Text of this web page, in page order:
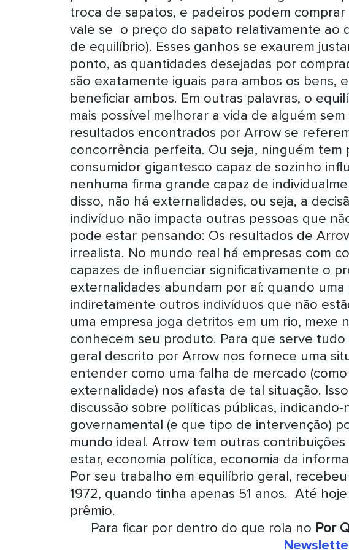
troca de sapatos, e padeiros podem
vale se o preço do sapato relativamente ao
de equilíbrio). Esses ganhos se exaurem
ponto, as quantidades desejadas por
são exatamente iguais para ambos os bens,
beneficiar ambos. Em outras palavras, o
mais possível melhorar a vida de alguém
resultados encontrados por Arrow se
concorrência perfeita. Ou seja, ninguém tem
consumidor gigantesco capaz de sozinho
nenhuma firma grande capaz de
disso, não há externalidades, ou seja, a
indivíduo não impacta outras pessoas que
pode estar pensando: Os resultados de
irrealista. No mundo real há empresas com
capazes de influenciar significativamente o
externalidades abundam por aí: quando
indiretamente outros indivíduos que não
uma empresa joga detritos em um rio, mexe
conhecem seu produto. Para que serve
geral descrito por Arrow nos fornece uma
entender como uma falha de mercado
externalidade) nos afasta de tal situação.
discussão sobre políticas públicas,
governamental (e que tipo de intervenção)
mundo ideal. Arrow tem outras
estar, economia política, economia da
Por seu trabalho em equilíbrio geral,
1972, quando tinha apenas 51 anos. Até
prêmio.
Para ficar por dentro do que rola no Por